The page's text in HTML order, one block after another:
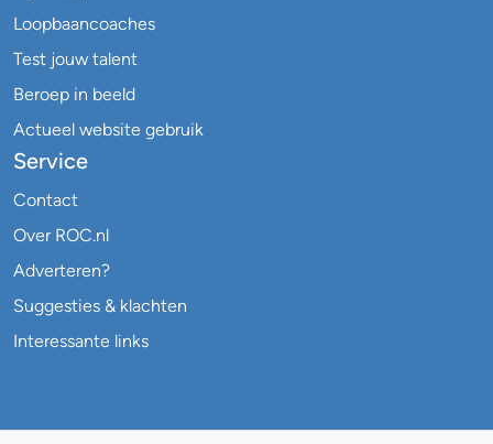
Loopbaancoaches
Test jouw talent
Beroep in beeld
Actueel website gebruik
Service
Contact
Over ROC.nl
Adverteren?
Suggesties & klachten
Interessante links